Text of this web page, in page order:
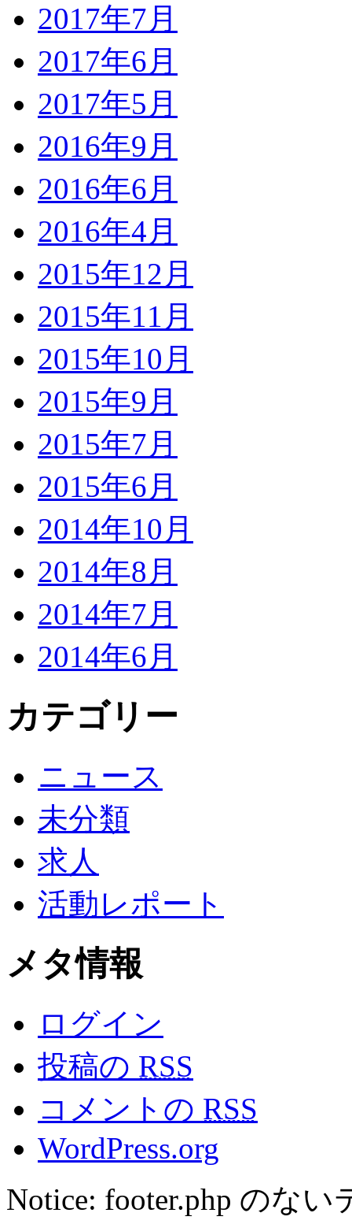
2017年7月
2017年6月
2017年5月
2016年9月
2016年6月
2016年4月
2015年12月
2015年11月
2015年10月
2015年9月
2015年7月
2015年6月
2014年10月
2014年8月
2014年7月
2014年6月
カテゴリー
ニュース
未分類
求人
活動レポート
メタ情報
ログイン
投稿の RSS
コメントの RSS
WordPress.org
Notice: footer.php のな